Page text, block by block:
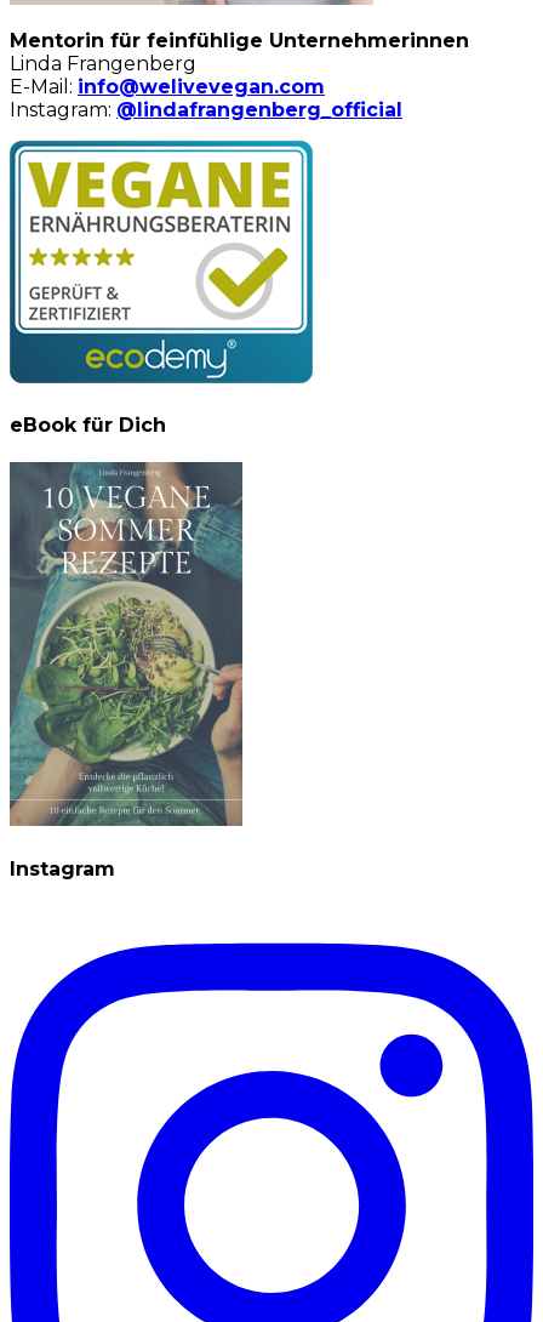
Mentorin für feinfühlige Unternehmerinnen
Linda Frangenberg
E-Mail: info@welivevegan.com
Instagram: @lindafrangenberg_official
eBook für Dich
Instagram